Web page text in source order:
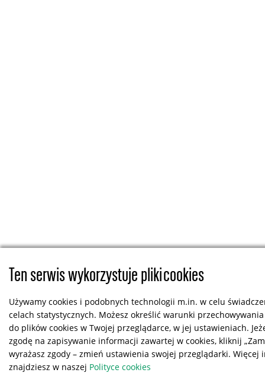
Ten serwis wykorzystuje pliki cookies
Używamy cookies i podobnych technologii m.in. w celu
celach statystycznych. Możesz określić warunki
do plików cookies w Twojej przeglądarce, w jej ustawieniach.
zgodę na zapisywanie informacji zawartej w cookies, kliknij
wyrażasz zgody – zmień ustawienia swojej przeglądarki. Więcej
znajdziesz w naszej Polityce cookies